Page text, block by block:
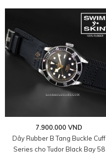
7.900.000 VND
Dây Rubber B Tang Buckle Cuff
Series cho Tudor Black Bay 58